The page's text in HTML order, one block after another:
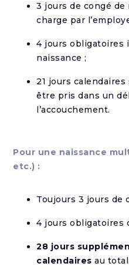
3 jours de congé
charge par
4 jours obligatoires
naissance ;
21 jours
être pris dans un
l’accouchement.
Pour une naissance
etc.) :
Toujours 3 jours de
4 jours obligatoires
28 jours
calendaires au total.